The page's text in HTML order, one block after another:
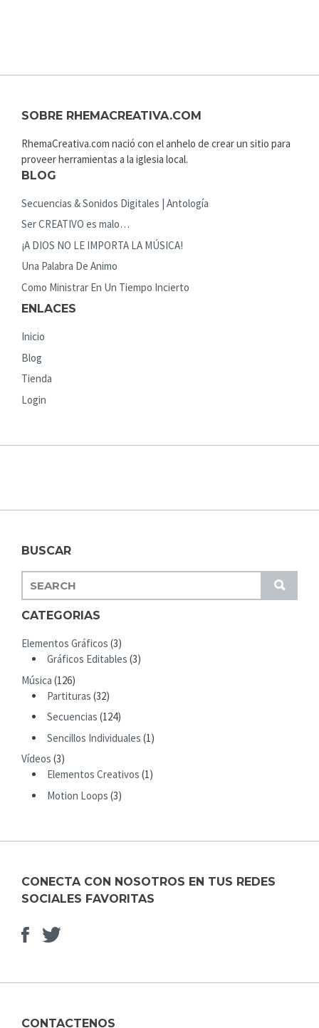
SOBRE RHEMACREATIVA.COM
RhemaCreativa.com nació con el anhelo de crear un sitio para
proveer herramientas a la iglesia local.
BLOG
Secuencias & Sonidos Digitales | Antología
Ser CREATIVO es malo…
¡A DIOS NO LE IMPORTA LA MÚSICA!
Una Palabra De Animo
Como Ministrar En Un Tiempo Incierto
ENLACES
Inicio
Blog
Tienda
Login
BUSCAR
S
U
E
A
C
F
CATEGORIAS
Elementos Gráficos (3)
Gráficos Editables (3)
Música (126)
Partituras (32)
Secuencias (124)
Sencillos Individuales (1)
Vídeos (3)
Elementos Creativos (1)
Motion Loops (3)
CONECTA CON NOSOTROS EN TUS REDES
SOCIALES FAVORITAS
Facebook
Elemento
CONTACTENOS